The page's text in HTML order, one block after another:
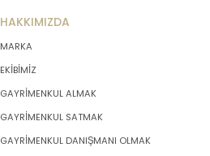
HAKKIMIZDA
MARKA
EKİBİMİZ
GAYRİMENKUL ALMAK
GAYRİMENKUL SATMAK
GAYRİMENKUL DANIŞMANI OLMAK